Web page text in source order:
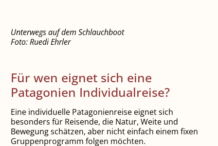
Unterwegs auf dem Schlauchboot
Foto: Ruedi Ehrler
Für wen eignet sich eine
Patagonien Individualreise?
Eine individuelle Patagonienreise eignet sich
besonders für Reisende, die Natur, Weite und
Bewegung schätzen, aber nicht einfach einem fixen
Gruppenprogramm folgen möchten.